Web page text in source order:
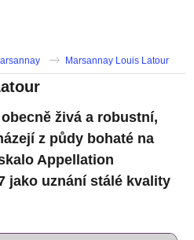
Marsannay Louis Latour
živá a robustní,
z půdy bohaté na
Appellation
jako uznání stálé kvality